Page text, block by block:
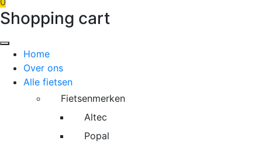
Shopping cart
Home
Over ons
Alle fietsen
Fietsenmerken
Altec
Popal